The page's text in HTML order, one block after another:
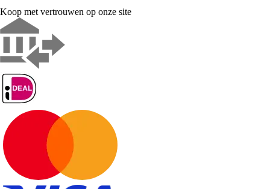
Koop met vertrouwen op onze site